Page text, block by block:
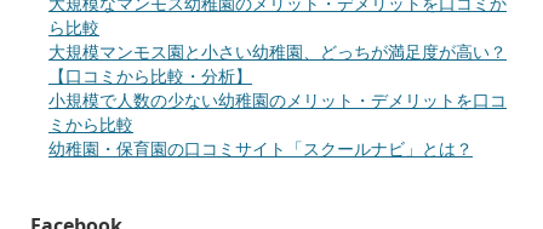
ら比較
大規模マンモス園と小さい幼稚園、どっちが満足度が高い？
【口コミから比較・分析】
小規模で人数の少ない幼稚園のメリット・デメリットを口コ
ミから比較
幼稚園・保育園の口コミサイト「スクールナビ」とは？